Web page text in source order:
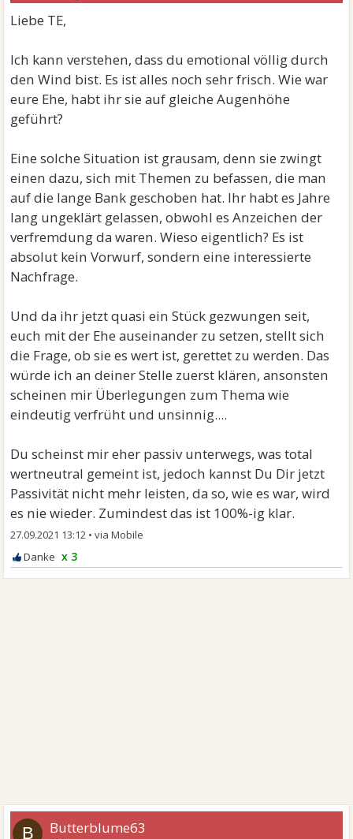
Liebe TE,
Ich kann verstehen, dass du emotional völlig durch
den Wind bist. Es ist alles noch sehr frisch. Wie war
eure Ehe, habt ihr sie auf gleiche Augenhöhe
geführt?
Eine solche Situation ist grausam, denn sie zwingt
einen dazu, sich mit Themen zu befassen, die man
auf die lange Bank geschoben hat. Ihr habt es Jahre
lang ungeklärt gelassen, obwohl es Anzeichen der
verfremdung da waren. Wieso eigentlich? Es ist
absolut kein Vorwurf, sondern eine interessierte
Nachfrage.
Und da ihr jetzt quasi ein Stück gezwungen seit,
euch mit der Ehe auseinander zu setzen, stellt sich
die Frage, ob sie es wert ist, gerettet zu werden. Das
würde ich an deiner Stelle zuerst klären, ansonsten
scheinen mir Überlegungen zum Thema wie
eindeutig verfrüht und unsinnig....
Du scheinst mir eher passiv unterwegs, was total
wertneutral gemeint ist, jedoch kannst Du Dir jetzt
Passivität nicht mehr leisten, da so, wie es war, wird
es nie wieder. Zumindest das ist 100%-ig klar.
27.09.2021 13:12 •
x 3
B Butterblume63